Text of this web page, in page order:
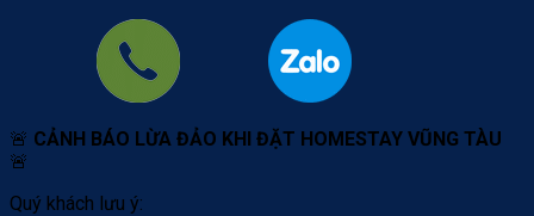
🚨 CẢNH BÁO LỪA ĐẢO KHI ĐẶT HOMESTAY VŨNG TÀU
🚨
Quý khách lưu ý: